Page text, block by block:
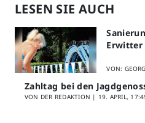
LESEN SIE AUCH
Erwitter
VON:
Zahltag bei den
VON DER REDAKTION | 19. APRIL,